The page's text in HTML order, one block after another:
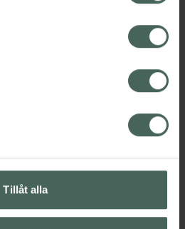
samtycke påverkar inte
som skett innan återkallelsen.
Tillåt alla
för dig. Du hittar oss från Skåne i
online i mobilen och på
är så är det vårt uppdrag att